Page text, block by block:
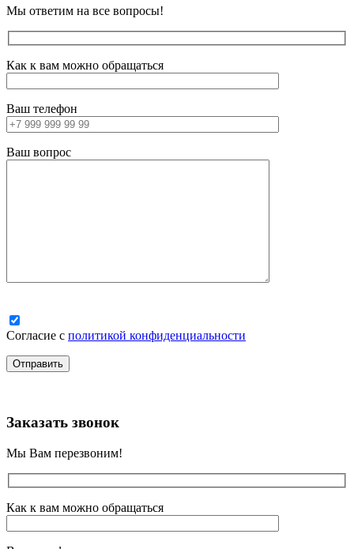
Мы ответим на все вопросы!
Как к вам можно обращаться
Ваш телефон
Ваш вопрос
Согласие с политикой конфиденциальности
Заказать звонок
Мы Вам перезвоним!
Как к вам можно обращаться